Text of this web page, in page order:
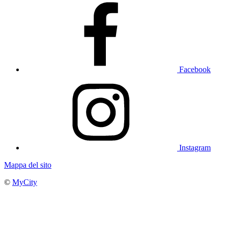
Facebook
Instagram
Mappa del sito
© MyCity